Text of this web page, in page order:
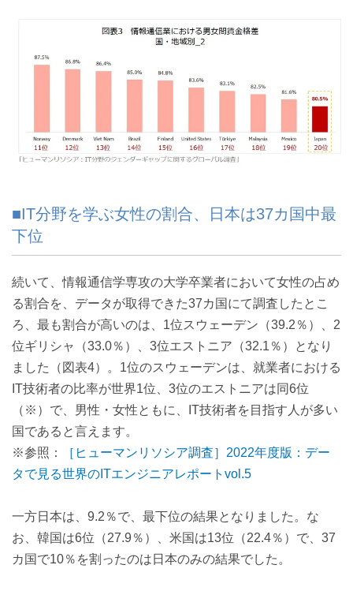
■IT分野を学ぶ女性の割合、日本は37カ国中最
下位
続いて、情報通信学専攻の大学卒業者において女性の占め
る割合を、データが取得できた37カ国にて調査したとこ
ろ、最も割合が高いのは、1位スウェーデン（39.2％）、2
位ギリシャ（33.0％）、3位エストニア（32.1％）となり
ました（図表4）。1位のスウェーデンは、就業者における
IT技術者の比率が世界1位、3位のエストニアは同6位
（※）で、男性・女性ともに、IT技術者を目指す人が多い
国であると言えます。
※参照：
［ヒューマンリソシア調査］2022年度版：デー
タで見る世界のITエンジニアレポートvol.5
一方日本は、9.2％で、最下位の結果となりました。な
お、韓国は6位（27.9％）、米国は13位（22.4％）で、37
カ国で10％を割ったのは日本のみの結果でした。